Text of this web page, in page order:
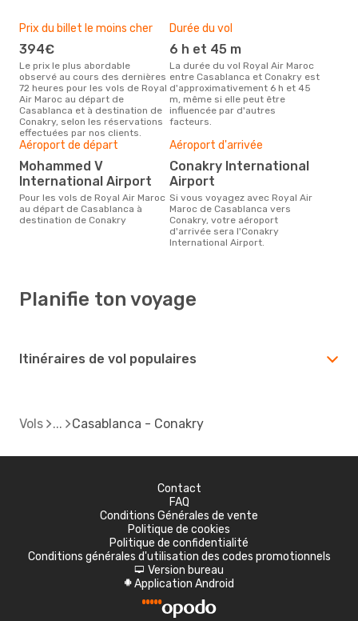
Prix du billet le moins cher
394€
Le prix le plus abordable
observé au cours des dernières
72 heures pour les vols de Royal
Air Maroc au départ de
Casablanca et à destination de
Conakry, selon les réservations
effectuées par nos clients.
Durée du vol
6 h et 45 m
La durée du vol Royal Air Maroc
entre Casablanca et Conakry est
d'approximativement 6 h et 45
m, même si elle peut être
influencée par d'autres
facteurs.
Aéroport de départ
Mohammed V
International Airport
Pour les vols de Royal Air Maroc
au départ de Casablanca à
destination de Conakry
Aéroport d'arrivée
Conakry International
Airport
Si vous voyagez avec Royal Air
Maroc de Casablanca vers
Conakry, votre aéroport
d'arrivée sera l'Conakry
International Airport.
Planifie ton voyage
Itinéraires de vol populaires
Vols Casablanca - Conakry
Contact
FAQ
Conditions Générales de vente
Politique de cookies
Politique de confidentialité
Conditions générales d'utilisation des codes promotionnels
d Version bureau
A Application Android